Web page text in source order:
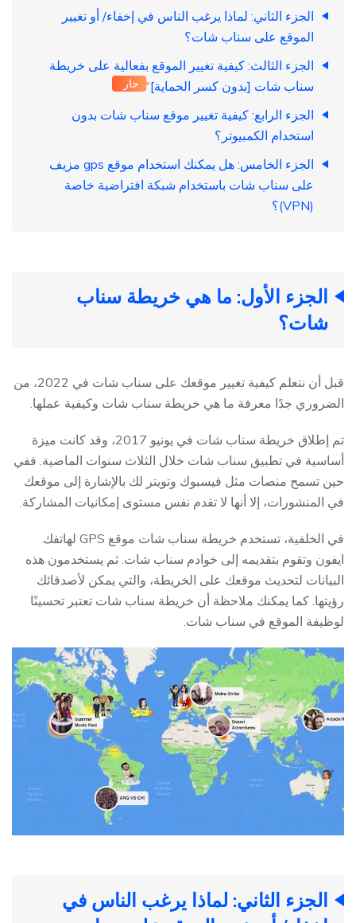
الجزء الثاني: لماذا يرغب الناس في إخفاء/ أو تغيير
الموقع على سناب شات؟
الجزء الثالث: كيفية تغيير الموقع بفعالية على خريطة
سناب شات [بدون كسر الحماية]
حار
الجزء الرابع: كيفية تغيير موقع سناب شات بدون
استخدام الكمبيوتر؟
الجزء الخامس: هل يمكنك استخدام موقع gps مزيف
على سناب شات باستخدام شبكة افتراضية خاصة
(VPN)؟
الجزء الأول: ما هي خريطة سناب
شات؟
قبل أن نتعلم كيفية تغيير موقعك على سناب شات في 2022، من
الضروري جدًا معرفة ما هي خريطة سناب شات وكيفية عملها.
تم إطلاق خريطة سناب شات في يونيو 2017، وقد كانت ميزة
أساسية في تطبيق سناب شات خلال الثلاث سنوات الماضية. ففي
حين تسمح منصات مثل فيسبوك وتويتر لك بالإشارة إلى موقعك
في المنشورات، إلا أنها لا تقدم نفس مستوى إمكانيات المشاركة.
في الخلفية، تستخدم خريطة سناب شات موقع GPS لهاتفك
ايفون وتقوم بتقديمه إلى خوادم سناب شات. ثم يستخدمون هذه
البيانات لتحديث موقعك على الخريطة، والتي يمكن لأصدقائك
رؤيتها. كما يمكنك ملاحظة أن خريطة سناب شات تعتبر تحسينًا
لوظيفة الموقع في سناب شات.
الجزء الثاني: لماذا يرغب الناس في